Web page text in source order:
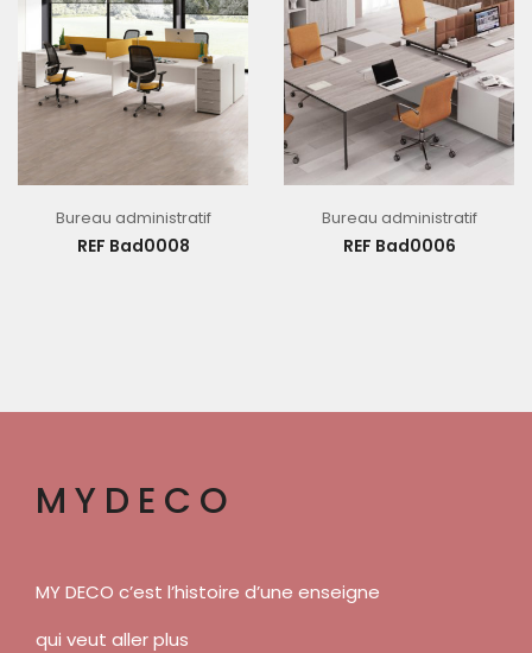
Bureau administratif
REF Bad0008
Bureau administratif
REF Bad0006
MYDECO
MY DECO c’est l’histoire d’une enseigne
qui veut aller plus